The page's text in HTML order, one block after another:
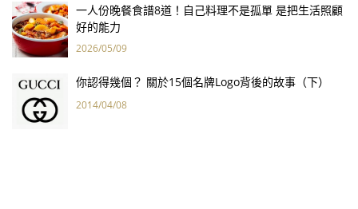
一人份晚餐食譜8道！自己料理不是孤單 是把生活照顧
好的能力
2026/05/09
你認得幾個？ 關於15個名牌Logo背後的故事（下）
2014/04/08